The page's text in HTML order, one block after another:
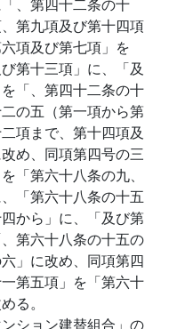
第九項及び第十四項
項及び第七項」を
第十三項」に、「及
「、第四十二条の十
の五（第一項から第
項まで、第十四項及
め、同項第四号の三
「第六十八条の九、
「第六十八条の十五
から」に、「及び第
第六十八条の十五の
」に改め、同項第四
第五項」を「第六十
る。
ション建替組合」の